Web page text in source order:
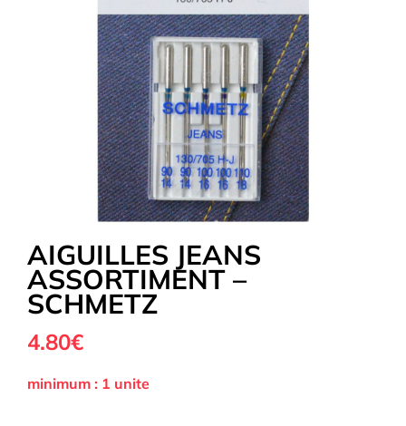
La Mercerie Tous nos Tissus
Autour de la couture OUTLET
Exclusivité WEB
AIGUILLES JEANS
ASSORTIMENT –
SCHMETZ
4.80€
minimum : 1 unite